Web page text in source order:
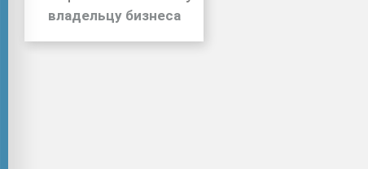
владельцу бизнеса